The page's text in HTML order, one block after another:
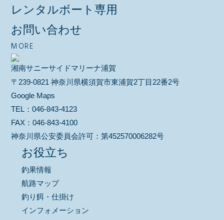
レンタルボート専用
お問い合わせ
MORE
湘南サニーサイドマリーナ浦賀
〒239-0821 神奈川県横須賀市東浦賀2丁目22番2号
Google Maps
TEL：046-843-4123
FAX：046-843-4100
神奈川県公安委員会許可：第452570006282号
お役立ち
釣果情報
航路マップ
釣り餌・仕掛け
インフォメーション